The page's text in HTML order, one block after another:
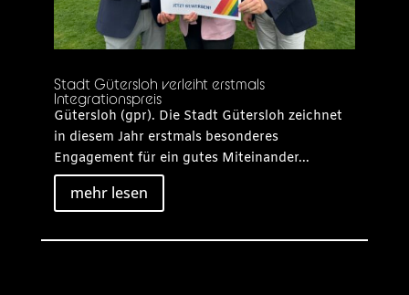
Stadt Gütersloh verleiht erstmals
Integrationspreis
Gütersloh (gpr). Die Stadt Gütersloh zeichnet
in diesem Jahr erstmals besonderes
Engagement für ein gutes Miteinander...
mehr lesen